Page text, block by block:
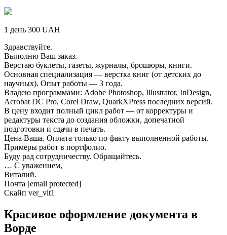
1 день 300 UAH
Здравствуйте.
Выполню Ваш заказ.
Верстаю буклеты, газеты, журналы, брошюры, книги.
Основная специализация — верстка книг (от детских до
научных). Опыт работы — 3 года.
Владею программами: Adobe Photoshop, Illustrator, InDesign,
Acrobat DC Pro, Corel Draw, QuarkXPress последних версий.
В цену входит полный цикл работ — от корректуры и
редактуры текста до создания обложки, допечатной
подготовки и сдачи в печать.
Цена Ваша. Оплата только по факту выполненной работы.
Примеры работ в портфолио.
Буду рад сотрудничеству. Обращайтесь.
… С уважением,
Виталий.
Почта [email protected]
Скайп ver_vit1
Красивое оформление документа в
Ворде